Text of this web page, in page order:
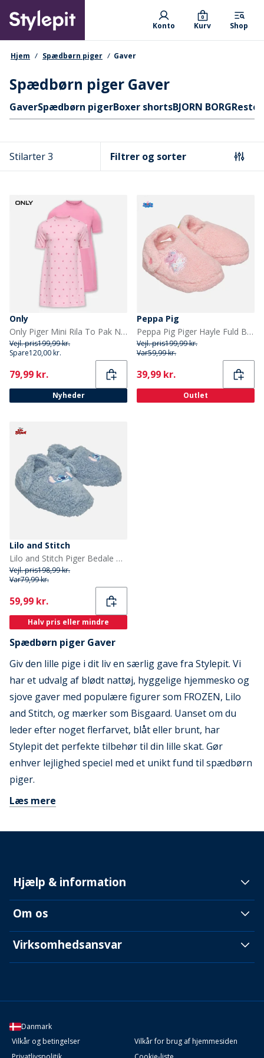
main
content
Primary departments
Konto Kurv
0
Shop
navigationssti
Hjem Spædbørn piger Gaver
Spædbørn piger Gaver
Hurtige links
GaverSpædbørn pigerBoxer shortsBJORN BORG
Stilarter 3 Filtrer og sorter
Only
Only Piger Mini Rila To Pak Nattøj Kjole Romance Rose
Vejl. pris199,99 kr.
Spare120,00 kr.
Current
79,99 kr.
Nyheder
Peppa Pig
Peppa Pig Piger Hayle Fuld Borg Hjemmesko Pink
Vejl. pris199,99 kr.
Var59,99 kr.
Current
39,99 kr.
Outlet
Lilo and Stitch
Lilo and Stitch Piger Bedale Borg Mule Hjemmesko Lyseblå
Vejl. pris198,99 kr.
Var79,99 kr.
Current
59,99 kr.
Halv pris eller mindre
Spædbørn piger Gaver
Giv den lille pige i dit liv en særlig gave fra Stylepit. Vi
har et udvalg af blødt nattøj, hyggelige hjemmesko og
sjove gaver med populære figurer som FROZEN, Lilo
and Stitch, og mærker som Bisgaard. Uanset om du
leder efter noget flerfarvet, blåt eller brunt, har
Stylepit det perfekte tilbehør til din lille skat. Gør
enhver lejlighed speciel med et unikt fund til spædbørn
piger.
Læs mere
Hjælp & information
Om os
Virksomhedsansvar
Danmark
Vilkår og betingelser
Vilkår for brug af hjemmesiden